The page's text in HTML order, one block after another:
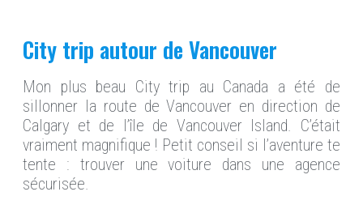
City trip autour de Vancouver
Mon plus beau City trip au Canada a été de
sillonner la route de Vancouver en direction de
Calgary et de l’île de Vancouver Island. C’était
vraiment magnifique ! Petit conseil si l’aventure te
tente : trouver une voiture dans une agence
sécurisée.